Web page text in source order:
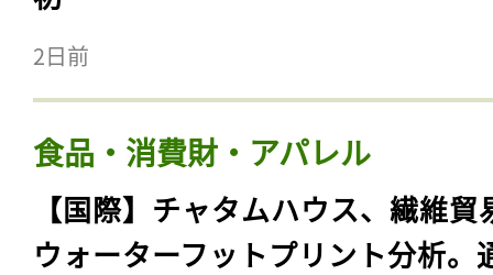
2日前
食品・消費財・アパレル
【国際】チャタムハウス、繊維貿
ウォーターフットプリント分析。